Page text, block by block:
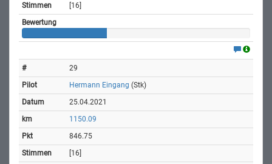
[16]
29
Hermann Eingang (Stk)
25.04.2021
1150.09
846.75
[16]